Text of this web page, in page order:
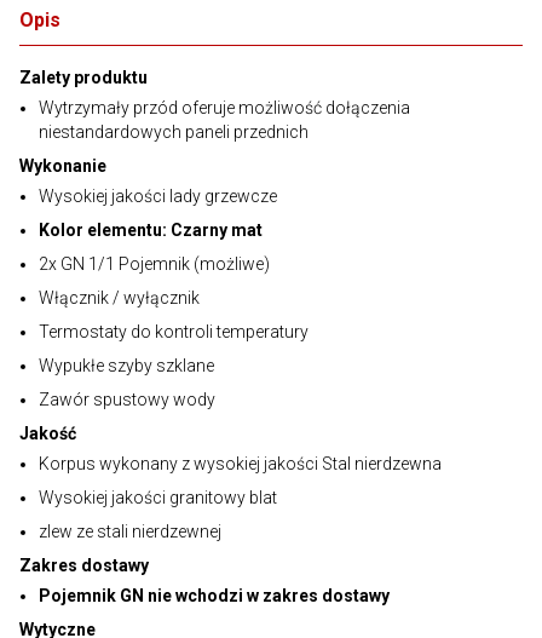
Opis
Zalety produktu
Wytrzymały przód oferuje możliwość dołączenia
niestandardowych paneli przednich
Wykonanie
Wysokiej jakości lady grzewcze
Kolor elementu: Czarny mat
2x GN 1/1 Pojemnik (możliwe)
Włącznik / wyłącznik
Termostaty do kontroli temperatury
Wypukłe szyby szklane
Zawór spustowy wody
Jakość
Korpus wykonany z wysokiej jakości Stal nierdzewna
Wysokiej jakości granitowy blat
zlew ze stali nierdzewnej
Zakres dostawy
Pojemnik GN nie wchodzi w zakres dostawy
Wytyczne